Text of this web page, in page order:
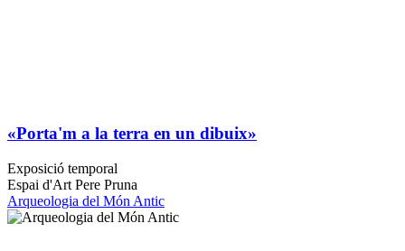
«Porta'm a la terra en un dibuix»
Exposició temporal
Espai d'Art Pere Pruna
Arqueologia del Món Antic